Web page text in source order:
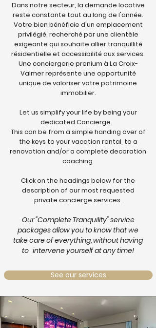
Dans notre secteur, la demande locative
reste constante tout au long de l'année.
Votre bien bénéficie d'un emplacement
privilégié, recherché par une clientèle
exigeante qui souhaite allier tranquillité
résidentielle et accessibilité aux services.
Une conciergerie prenium à La Croix-
Valmer représente une opportunité
unique de valoriser votre patrimoine
immobilier.
Let us simplify your life by being your
dedicated Concierge.
This can be from a simple handing over of
the keys to your vacation rental, to a
renovation and/or a complete decoration
coaching.
Click on the headings below for the
description of our most requested
private concierge services.
Our "Complete Tranquility" service
packages allow you to know that we
take care of everything, without having
to intervene yourself at any time!
See our services